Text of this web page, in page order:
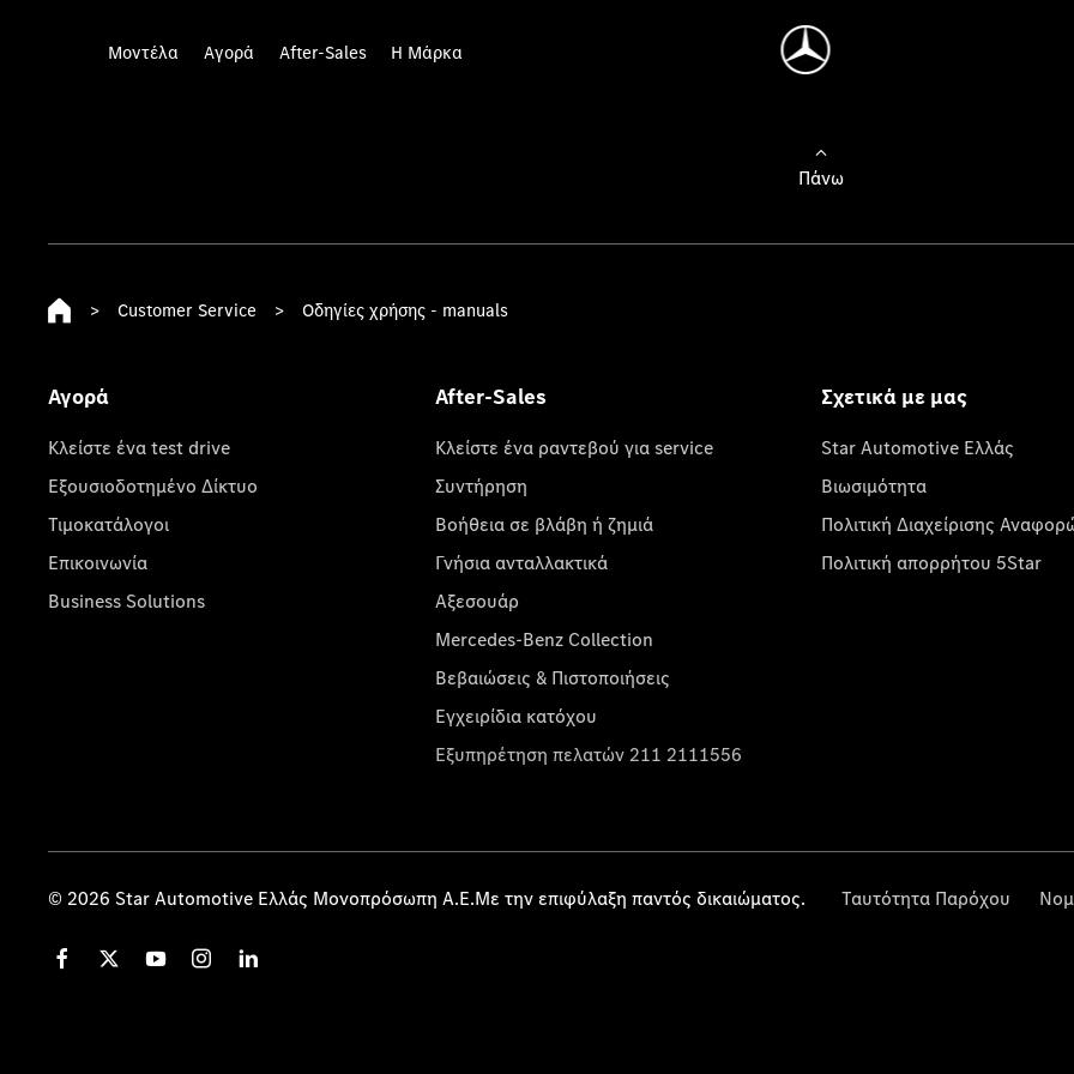
Μοντέλα Αγορά After-Sales Η Μάρκα
Πάνω
> Customer Service > Οδηγίες χρήσης - manuals
Αγορά
Κλείστε ένα test drive
Εξουσιοδοτημένο Δίκτυο
Τιμοκατάλογοι
Επικοινωνία
Business Solutions
After-Sales
Κλείστε ένα ραντεβού για service
Συντήρηση
Βοήθεια σε βλάβη ή ζημιά
Γνήσια ανταλλακτικά
Αξεσουάρ
Mercedes-Benz Collection
Βεβαιώσεις & Πιστοποιήσεις
Εγχειρίδια κατόχου
Εξυπηρέτηση πελατών 211 2111556
Σχετικά με μας
Star Automotive Ελλάς
Βιωσιμότητα
Πολιτική Διαχείρισης
Πολιτική απορρήτου 5Star
© 2026 Star Automotive Ελλάς Μονοπρόσωπη Α.Ε.Με την επιφύλαξη παντός δικαιώματος. Ταυτότητα Παρόχου